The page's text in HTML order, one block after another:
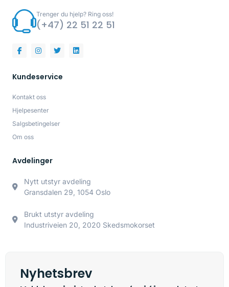
Trenger du hjelp? Ring oss!
(+47) 22 51 22 51
Kundeservice
Kontakt oss
Hjelpesenter
Salgsbetingelser
Om oss
Avdelinger
Nytt utstyr avdeling
Gransdalen 29, 1054 Oslo
Brukt utstyr avdeling
Industriveien 20, 2020 Skedsmokorset
Nyhetsbrev